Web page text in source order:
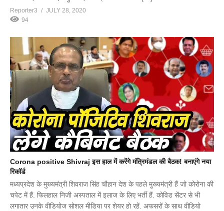
Reporter3
JULY 28, 2020
94
Corona positive Shivraj इस हाल में करेंगे मंत्रिमंडल की बैठक! बनाएंगे नया
रिकॉर्ड
मध्यप्रदेश के मुख्यमंत्री शिवराज सिंह चौहान देश के पहले मुख्यमंत्री हैं जो कोरोना की
चपेट में हैं. फिलहाल निजी अस्पताल में इलाज के लिए भर्ती हैं. कोविड सेंटर से भी
लगातार उनके वीडियोज सोशल मीडिया पर शेयर हो रहें. अफसरों के साथ वीडियो